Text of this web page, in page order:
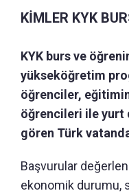
KİMLER KYK
KYK burs ve
yükseköğretim
öğrenciler,
öğrencileri ile yurt
gören Türk
Başvurular
ekonomik durumu,